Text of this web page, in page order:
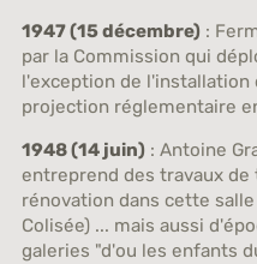
1947 (15 décembre):
par la Commission qui
l'exception de l'installation
projection réglementaire
1948 (14 juin): Antoine
entreprend des travaux
rénovation dans cette
Colisée) ... mais aussi
galeries "d'ou les enfants